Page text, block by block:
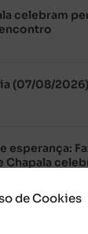
de Cookies
celebram
(07/08/2026)
esperança:
Chapala